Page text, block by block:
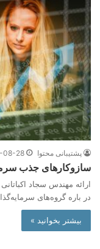
پشتیبانی محتوا 08-28
سازوکارهای جذب
ارائه مهندس سجاد
در باره گروه‌های
بیشتر بخوانید »